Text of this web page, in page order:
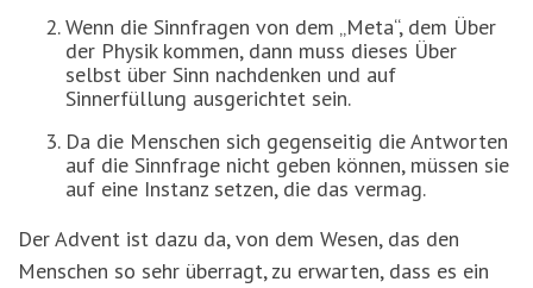
Wenn die Sinnfragen von dem „Meta“, dem Über
der Physik kommen, dann muss dieses Über
selbst über Sinn nachdenken und auf
Sinnerfüllung ausgerichtet sein.
Da die Menschen sich gegenseitig die Antworten
auf die Sinnfrage nicht geben können, müssen sie
auf eine Instanz setzen, die das vermag.
Der Advent ist dazu da, von dem Wesen, das den
Menschen so sehr überragt, zu erwarten, dass es ein